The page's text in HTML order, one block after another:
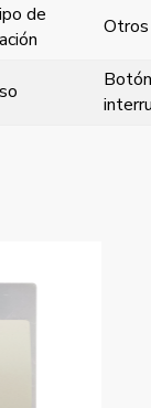
de
Otros
Botón